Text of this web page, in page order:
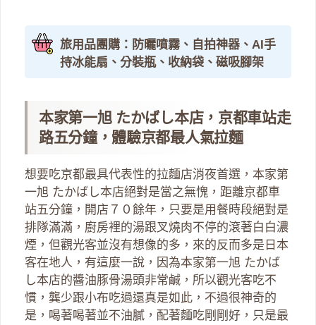
旅用品團購：防曬噴霧、自拍神器、AI手
持冰能扇、分裝瓶、收納袋、磁吸腳架
本家第一旭 たかばし本店，京都車站走
路五分鐘，體驗京都最人氣拉麵
想要吃京都最具代表性的拉麵店消夜首選，本家第
一旭 たかばし本店絕對是當之無愧，距離京都車
站五分鐘，開店７０餘年，只要是用餐時段絕對是
排隊滿滿，廚房裡的湯跟叉燒肉不停的滾著白白濃
煙，但觀光客並沒有想像的多，來的反而多是日本
客在地人，有這麼一說，因為本家第一旭 たかば
し本店的醬油豚骨湯頭非常鹹，所以觀光客吃不
慣，龔少跟小布吃過還真是如此，不過很神奇的
是，喝著喝著並不油膩，配著麵吃剛剛好，只是最